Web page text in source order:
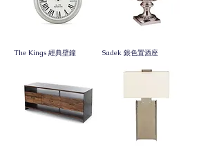
The Kings 經典壁鐘 Sadek 銀色置酒座